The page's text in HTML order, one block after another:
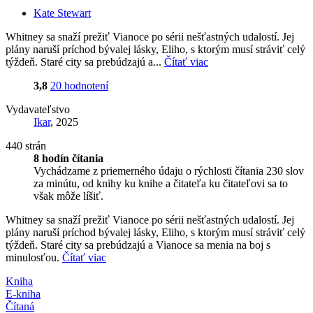
Kate Stewart
Whitney sa snaží prežiť Vianoce po sérii nešťastných udalostí. Jej
plány naruší príchod bývalej lásky, Eliho, s ktorým musí stráviť celý
týždeň. Staré city sa prebúdzajú a... Čítať viac
3,8 20 hodnotení
Vydavateľstvo
Ikar, 2025
440 strán
8 hodín čítania
Vychádzame z priemerného údaju o rýchlosti čítania 230 slov
za minútu, od knihy ku knihe a čitateľa ku čitateľovi sa to
však môže líšiť.
Whitney sa snaží prežiť Vianoce po sérii nešťastných udalostí. Jej
plány naruší príchod bývalej lásky, Eliho, s ktorým musí stráviť celý
týždeň. Staré city sa prebúdzajú a Vianoce sa menia na boj s
minulosťou. Čítať viac
Kniha
E-kniha
Čítaná